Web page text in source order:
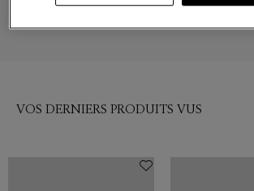
VOS DERNIERS PRODUITS VUS